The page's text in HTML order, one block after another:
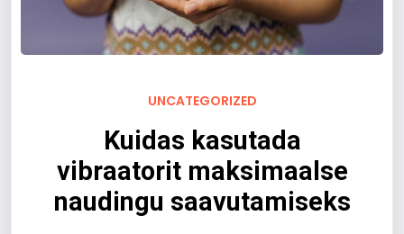
UNCATEGORIZED
Kuidas kasutada
vibraatorit maksimaalse
naudingu saavutamiseks